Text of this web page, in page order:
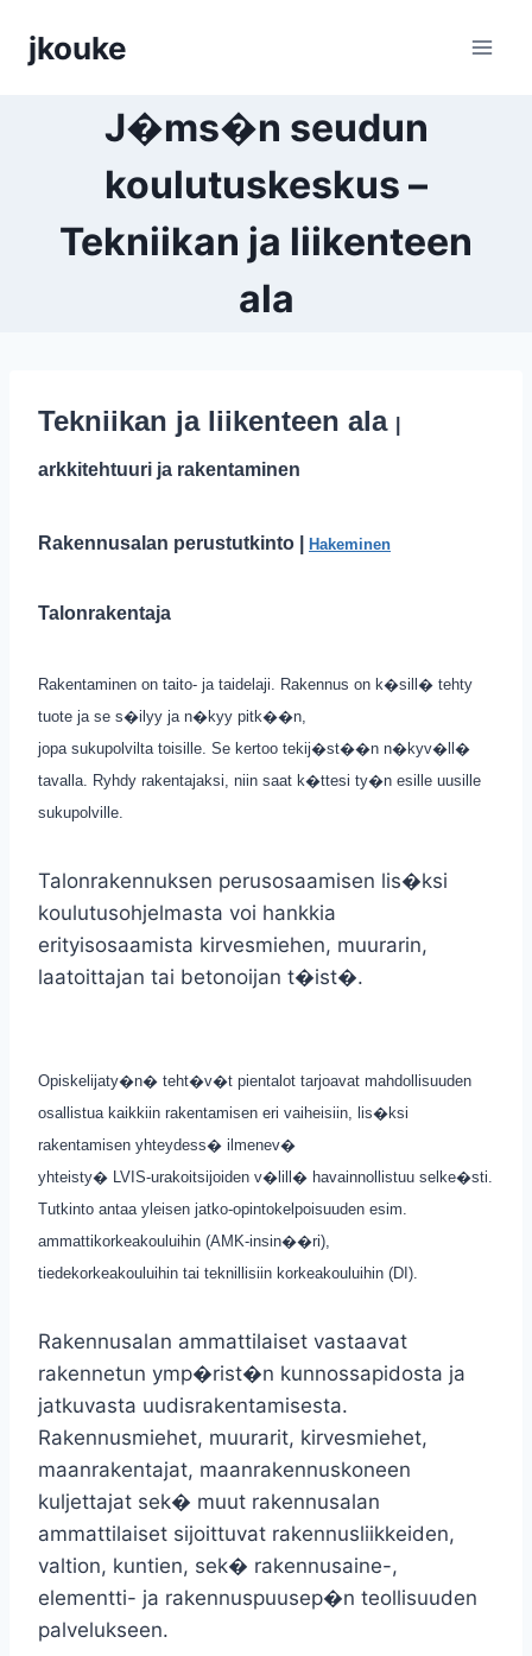
sisältöön
jkouke
J�ms�n seudun
koulutuskeskus –
Tekniikan ja liikenteen
ala
Tekniikan ja liikenteen ala
arkkitehtuuri ja rakentaminen
Rakennusalan perustutkinto | Hakeminen
Talonrakentaja
Rakentaminen on taito- ja taidelaji. Rakennus on k�sill� tehty
tuote ja se s�ilyy ja n�kyy pitk��n,
jopa sukupolvilta toisille. Se kertoo tekij�st��n n�kyv�ll�
tavalla. Ryhdy rakentajaksi, niin saat k�ttesi ty�n esille uusille
sukupolville.
Talonrakennuksen perusosaamisen lis�ksi
koulutusohjelmasta voi hankkia
erityisosaamista kirvesmiehen, muurarin,
laatoittajan tai betonoijan t�ist�.
Opiskelijaty�n� teht�v�t pientalot tarjoavat mahdollisuuden
osallistua kaikkiin rakentamisen eri vaiheisiin, lis�ksi
rakentamisen yhteydess� ilmenev�
yhteisty� LVIS-urakoitsijoiden v�lill� havainnollistuu selke�sti.
Tutkinto antaa yleisen jatko-opintokelpoisuuden esim.
ammattikorkeakouluihin (AMK-insin��ri),
tiedekorkeakouluihin tai teknillisiin korkeakouluihin (DI).
Rakennusalan ammattilaiset vastaavat
rakennetun ymp�rist�n kunnossapidosta ja
jatkuvasta uudisrakentamisesta.
Rakennusmiehet, muurarit, kirvesmiehet,
maanrakentajat, maanrakennuskoneen
kuljettajat sek� muut rakennusalan
ammattilaiset sijoittuvat rakennusliikkeiden,
valtion, kuntien, sek� rakennusaine-,
elementti- ja rakennuspuusep�n teollisuuden
palvelukseen.